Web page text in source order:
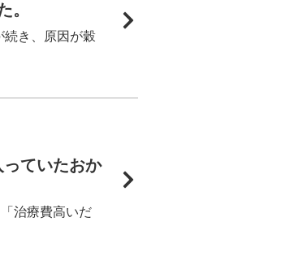
。
続き、原因が穀
っていたおか
治療費高いだ